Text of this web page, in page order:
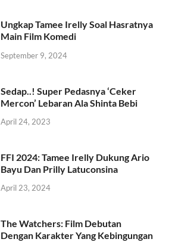
Ungkap Tamee Irelly Soal Hasratnya
Main Film Komedi
September 9, 2024
Sedap..! Super Pedasnya ‘Ceker
Mercon’ Lebaran Ala Shinta Bebi
April 24, 2023
FFI 2024: Tamee Irelly Dukung Ario
Bayu Dan Prilly Latuconsina
April 23, 2024
The Watchers: Film Debutan
Dengan Karakter Yang Kebingungan